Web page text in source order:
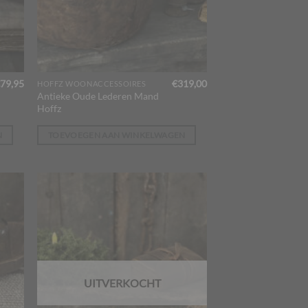
79,95 HOFFZ WOONACCESSOIRES
Antieke Oude Lederen Mand
Hoffz
€319,00
UITVERKOCHT